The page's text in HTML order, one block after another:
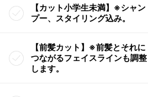
【カット小学生未満】※シャン
プー、スタイリング込み。
【前髪カット】※前髪とそれに
つながるフェイスラインも調整
します。